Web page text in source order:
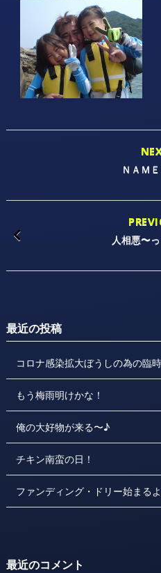
ＮＡＭ
人相悪〜っ
最近の投稿
コロナ感染拡大ぼうしの為の臨
もう梅雨明けかな！
俺の大好物が来る〜♪
チキン南蛮の日！
ファンディング・ドリー始まる
最近のコメント